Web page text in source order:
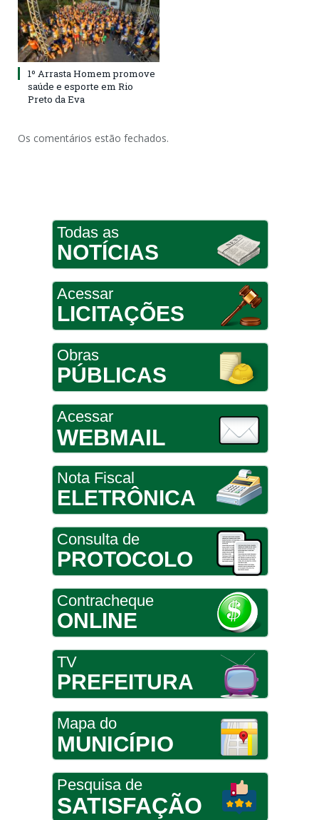
1º Arrasta Homem promove
saúde e esporte em Rio
Preto da Eva
Os comentários estão fechados.
Todas as
NOTÍCIAS
Acessar
LICITAÇÕES
Obras
PÚBLICAS
Acessar
WEBMAIL
Nota Fiscal
ELETRÔNICA
Consulta de
PROTOCOLO
Contracheque
ONLINE
TV
PREFEITURA
Mapa do
MUNICÍPIO
Pesquisa de
SATISFAÇÃO